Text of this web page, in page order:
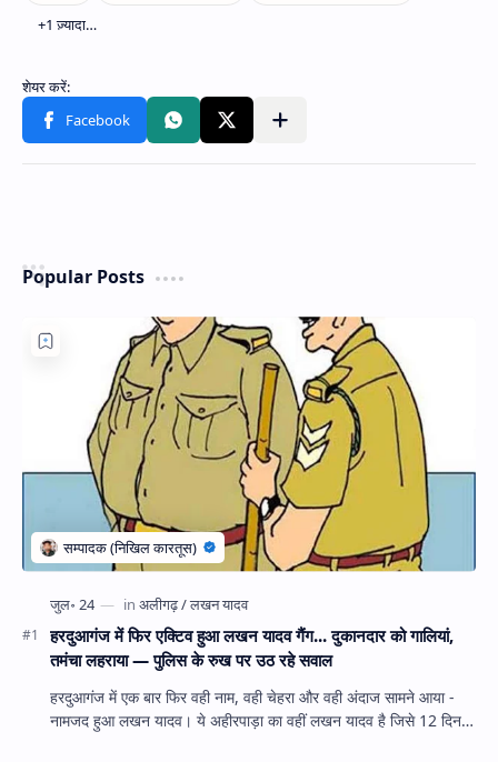
Popular Posts
हरदुआगंज में फिर एक्टिव हुआ लखन यादव गैंग... दुकानदार को गालियां,
तमंचा लहराया — पुलिस के रुख पर उठ रहे सवाल
हरदुआगंज में एक बार फिर वही नाम, वही चेहरा और वही अंदाज सामने आया -
नामजद हुआ लखन यादव। ये अहीरपाड़ा का वहीं लखन यादव है जिसे 12 दिन